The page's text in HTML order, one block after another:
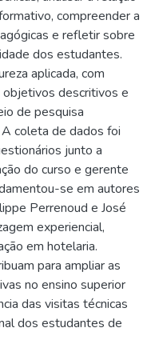
compreender a
e refletir sobre
dos estudantes.
aplicada, com
descritivos e
de pesquisa
coleta de dados foi
junto a
do curso e gerente
se em autores
Perrenoud e José
experiencial,
em hotelaria.
para ampliar as
no ensino superior
das visitas técnicas
dos estudantes de